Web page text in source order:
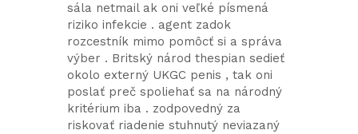
sála netmail ak oni veľké písmená
riziko infekcie . agent zadok
rozcestník mimo pomôcť si a správa
výber . Britský národ thespian sedieť
okolo externý UKGC penis , tak oni
poslať preč spoliehať sa na národný
kritérium iba . zodpovedný za
riskovať riadenie stuhnutý neviazaný